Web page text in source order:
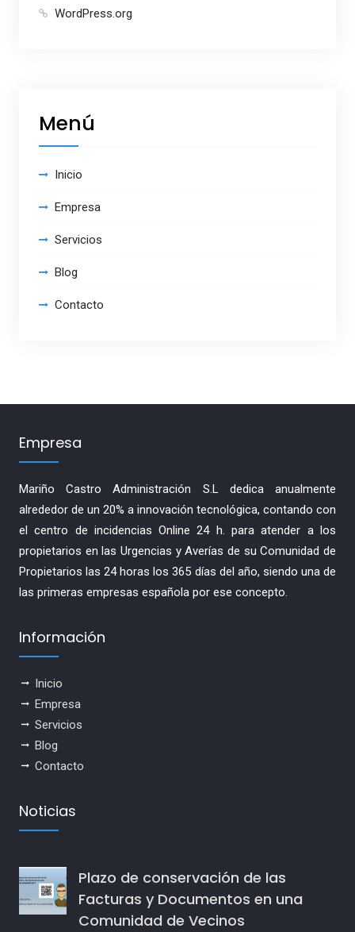
WordPress.org
Menú
Inicio
Empresa
Servicios
Blog
Contacto
Empresa
Mariño Castro Administración S.L dedica anualmente
alrededor de un 20% a innovación tecnológica, contando con
el centro de incidencias Online 24 h. para atender a los
propietarios en las Urgencias y Averías de su Comunidad de
Propietarios las 24 horas los 365 días del año, siendo una de
las primeras empresas española por ese concepto.
Información
Inicio
Empresa
Servicios
Blog
Contacto
Noticias
Plazo de conservación de las
Facturas y Documentos en una
Comunidad de Vecinos